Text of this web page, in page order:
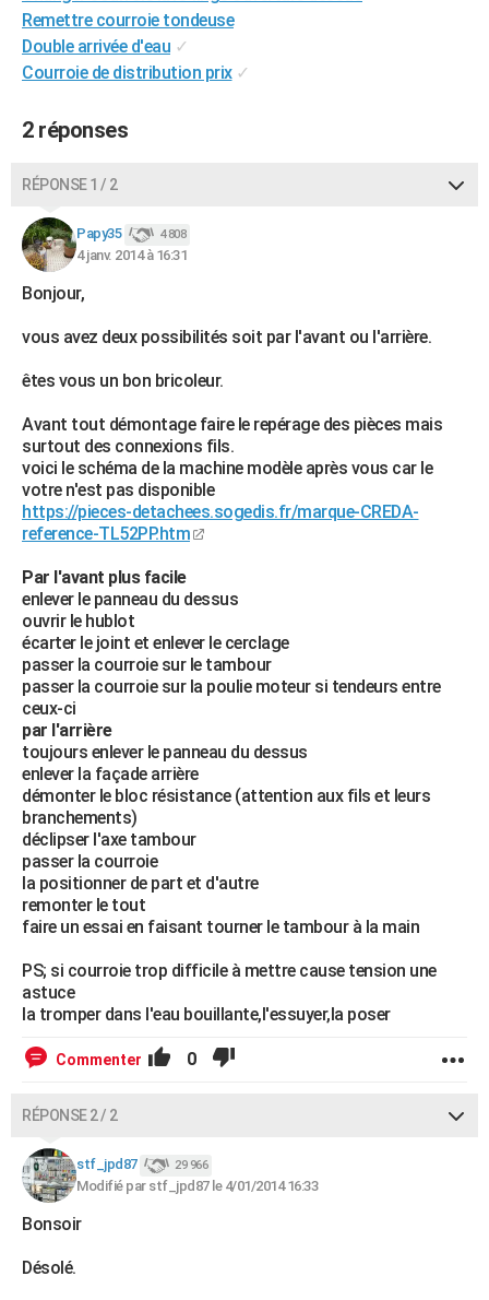
Destinations
City break
Voyage nature
Voyage de noces
Forum
Climat
PHOTO
GUIDES D'ACHAT
Dictionnaire
Biographies
Citations
Expressions
Proverbes
PROGRAMME TV
COPAINS D'AVANT
S'inscrire
Se connecter
Lycées
Collèges
Primaires
Universités
Entreprises
Service militaire
Avis de recherche
AVIS DE DÉCÈS
FORUM
Bricolage
Lifestyle
Culture
Sport
Auto
Television
Voyage
Cinema
Remettre courroie tondeuse
Double arrivée d'eau ✓
Courroie de distribution prix ✓
2 réponses
RÉPONSE 1 / 2
Papy35 4 808
4 janv. 2014 à 16:31
Bonjour,
vous avez deux possibilités soit par l'avant ou l'arrière.
êtes vous un bon bricoleur.
Avant tout démontage faire le repérage des pièces mais
surtout des connexions fils.
voici le schéma de la machine modèle après vous car le
votre n'est pas disponible
https://pieces-detachees.sogedis.fr/marque-CREDA-
reference-TL52PP.htm
Par l'avant plus facile
enlever le panneau du dessus
ouvrir le hublot
écarter le joint et enlever le cerclage
passer la courroie sur le tambour
passer la courroie sur la poulie moteur si tendeurs entre
ceux-ci
par l'arrière
toujours enlever le panneau du dessus
enlever la façade arrière
démonter le bloc résistance (attention aux fils et leurs
branchements)
déclipser l'axe tambour
passer la courroie
la positionner de part et d'autre
remonter le tout
faire un essai en faisant tourner le tambour à la main
PS; si courroie trop difficile à mettre cause tension une
astuce
la tromper dans l'eau bouillante,l'essuyer,la poser
Commenter 0
RÉPONSE 2 / 2
stf_jpd87 29 966
Modifié par stf_jpd87 le 4/01/2014 16:33
Bonsoir
Désolé.